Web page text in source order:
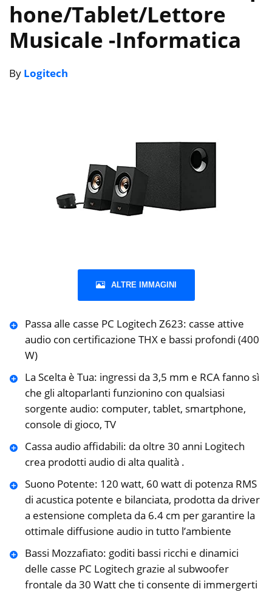
hone/Tablet/Lettore
Musicale -Informatica
By Logitech
ALTRE IMMAGINI
Passa alle casse PC Logitech Z623: casse attive
audio con certificazione THX e bassi profondi (400
W)
La Scelta è Tua: ingressi da 3,5 mm e RCA fanno sì
che gli altoparlanti funzionino ‎con qualsiasi
sorgente audio: computer, tablet, smartphone,
console di gioco, TV
Cassa audio affidabili: da oltre 30 anni Logitech
crea prodotti audio di alta qualità .
Suono Potente: 120 watt, 60 watt di potenza RMS
di acustica potente e bilanciata, prodotta da ‎driver
a estensione completa da 6.4 cm per garantire la
ottimale ‎diffusione audio in tutto l’ambiente
Bassi Mozzafiato: goditi bassi ricchi e dinamici
delle casse PC Logitech grazie al subwoofer
frontale da ‎‎30 Watt che ti consente di immergerti